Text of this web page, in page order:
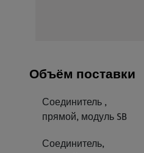
Объём поставки
Соединитель ,
прямой, модуль SB
Соединитель,